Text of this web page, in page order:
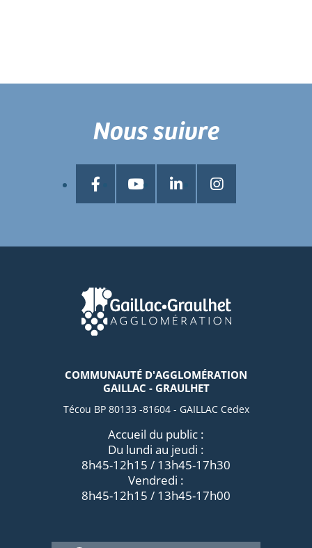
COMMUNAUTÉ D'AGGLOMÉRATION
GAILLAC - GRAULHET
Técou BP 80133 -81604 - GAILLAC Cedex
Accueil du public :
Du lundi au jeudi :
8h45-12h15 / 13h45-17h30
Vendredi :
8h45-12h15 / 13h45-17h00
Nous suivre